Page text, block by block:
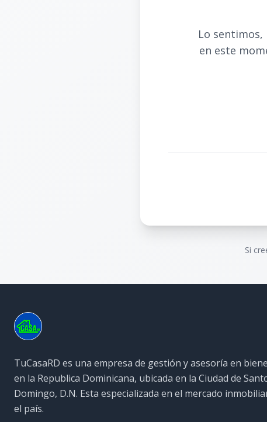
Lo
en este
Si
TuCasaRD es una empresa de gestión y asesoría en
en la Republica Dominicana, ubicada en la Ciudad de
Domingo, D.N. Esta especializada en el mercado
el país.